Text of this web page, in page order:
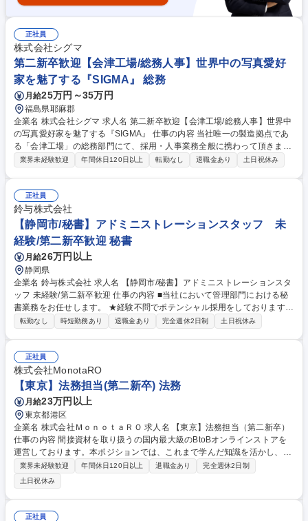
正社員
株式会社シグマ
第二新卒歓迎【会津工場/総務人事】世界中の写真愛好
家を魅了する『SIGMA』 総務
月給25万円～35万円
福島県耶麻郡
企業名 株式会社シグマ 求人名 第二新卒歓迎【会津工場/総務人事】世界中
の写真愛好家を魅了する『SIGMA』 仕事の内容 当社唯一の製造拠点であ
る「会津工場」の総務部門にて、採用・人事業務全般に携わって頂きま
す。本社の総務部門とも協力しながら社員満足度の向上、職場環境の改善
総務業務（社内規程整備,建物・設備・備品管理、その他庶務） ■労務業務
（給与計算,社会保険,定期健診実施,その他労務・衛生管理） ※当社は「S
mall office, Big factory」を経営指針に掲げており、事務系部門は少人数体
制で運営。裁量がありマルチな能力が身につく環境です。 募集職種 第二
新卒歓迎【会津工場/総務人事】世界中の写真愛好家を魅了する『SIGM
A』
業界未経験歓迎 年間休日120日以上 転勤なし 退職金あり 土日祝休み
正社員
鈴与株式会社
【静岡市/秘書】アドミニストレーションスタッフ 未
経験/第二新卒歓迎 秘書
月給26万円以上
静岡県
企業名 鈴与株式会社 求人名 【静岡市/秘書】アドミニストレーションスタ
ッフ 未経験/第二新卒歓迎 仕事の内容 ■当社において管理部門における秘
書業務をお任せします。 ★経験不問でポテンシャル採用をしております！
未経験・第二新卒歓迎求人です。 【具体的には】 ■秘書業務（担当役員の
【静岡市/秘書】アドミニストレーションスタッフ 未経験/第二新卒歓迎
転勤なし 時短勤務あり 退職金あり 完全週休2日制 土日祝休み
正社員
株式会社MonotaRO
【東京】法務担当(第二新卒) 法務
月給23万円以上
東京都港区
企業名 株式会社ＭｏｎｏｔａＲＯ 求人名 【東京】法務担当（第二新卒）
仕事の内容 間接資材を取り扱うの国内最大級のBtoBオンラインストアを
運営しております。本ポジションでは、これまで学んだ知識を活かし、法
務担当として成長・ご活躍いただける方を募集します。 法務部門にて、以
下いずれかの業務に携わっていただきます。 ・契約書審査（日英）、審査
業務の改善・必要なルールの調査・作成・法的トラブル解決、スキーム検
討等、各種法務問題への対応・知的財産権管理・取締役会対応（日英での
取締役会議事録作成を含む）・コンプライアンス等での親会社（Grainger
業界未経験歓迎 年間休日120日以上 退職金あり
完全週休2日制
土日祝休み
正社員